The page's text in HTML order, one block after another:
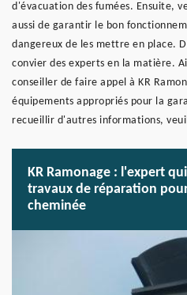
d'évacuation des fumées. Ensuite,
aussi de garantir le bon
dangereux de les mettre en place.
convier des experts en la matière.
conseiller de faire appel à KR
équipements appropriés pour la
recueillir d'autres informations,
KR Ramonage : l'expert
travaux de réparation
cheminée